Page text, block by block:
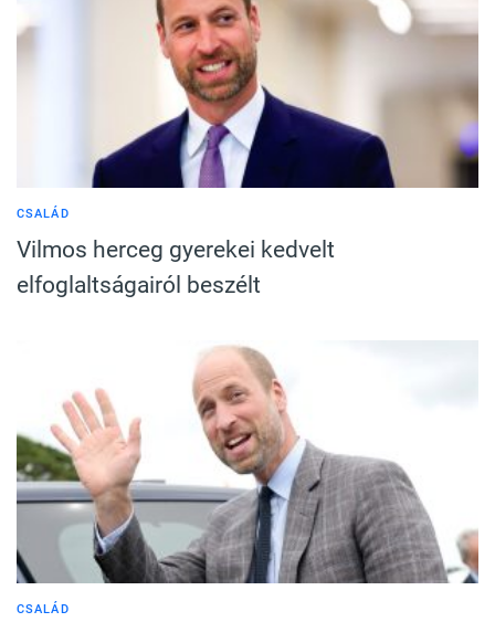
CSALÁD
Vilmos herceg gyerekei kedvelt
elfoglaltságairól beszélt
CSALÁD